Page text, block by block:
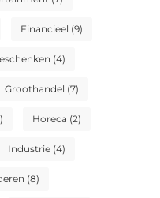
Financieel (9)
(4)
Groothandel (7)
Horeca (2)
Industrie (4)
(8)